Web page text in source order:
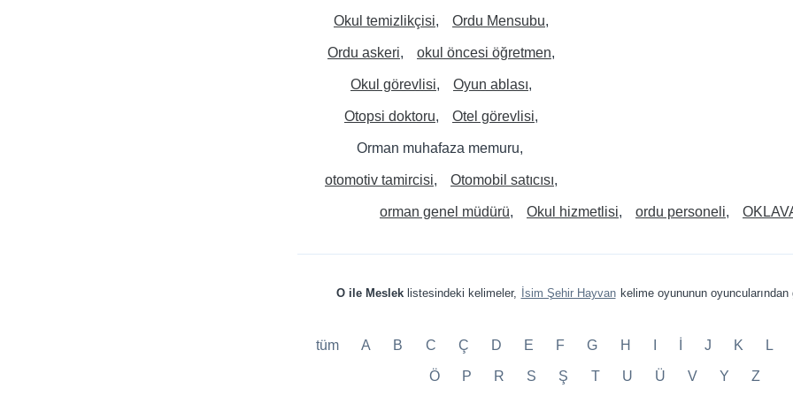
Okul temizlikçisi Ordu Mensubu
Ordu askeri okul öncesi öğretmen
Okul görevlisi Oyun ablası
Otopsi doktoru Otel görevlisi
Orman muhafaza memuru
otomotiv tamircisi Otomobil satıcısı
orman genel müdürü Okul hizmetlisi ordu personeli
O ile Mesleklistesindeki kelimeler, İsim Şehir Hayvan kelime oyununun oyuncularından
tüm A B C Ç D E F G H J K L
Ö P R S Ş T U Ü V Y Z